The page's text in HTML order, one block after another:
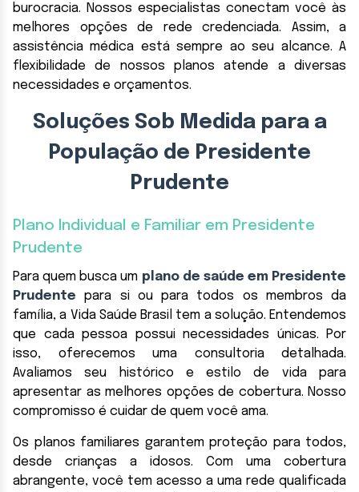
burocracia. Nossos especialistas conectam você às
melhores opções de rede credenciada. Assim, a
assistência médica está sempre ao seu alcance. A
flexibilidade de nossos planos atende a diversas
necessidades e orçamentos.
Soluções Sob Medida para a
População de Presidente
Prudente
Plano Individual e Familiar em Presidente
Prudente
Para quem busca um plano de saúde em Presidente
Prudente para si ou para todos os membros da
família, a Vida Saúde Brasil tem a solução. Entendemos
que cada pessoa possui necessidades únicas. Por
isso, oferecemos uma consultoria detalhada.
Avaliamos seu histórico e estilo de vida para
apresentar as melhores opções de cobertura. Nosso
compromisso é cuidar de quem você ama.
Os planos familiares garantem proteção para todos,
desde crianças a idosos. Com uma cobertura
abrangente, você tem acesso a uma rede qualificada